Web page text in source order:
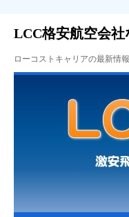
LCC格安航空会
ローコストキャリアの最新情